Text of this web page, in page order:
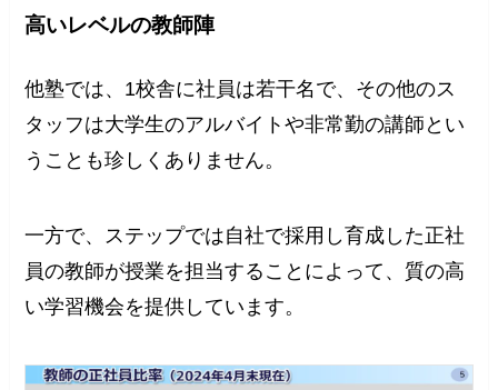
高いレベルの教師陣
他塾では、1校舎に社員は若干名で、その他のス
タッフは大学生のアルバイトや非常勤の講師とい
うことも珍しくありません。
一方で、ステップでは自社で採用し育成した正社
員の教師が授業を担当することによって、質の高
い学習機会を提供しています。